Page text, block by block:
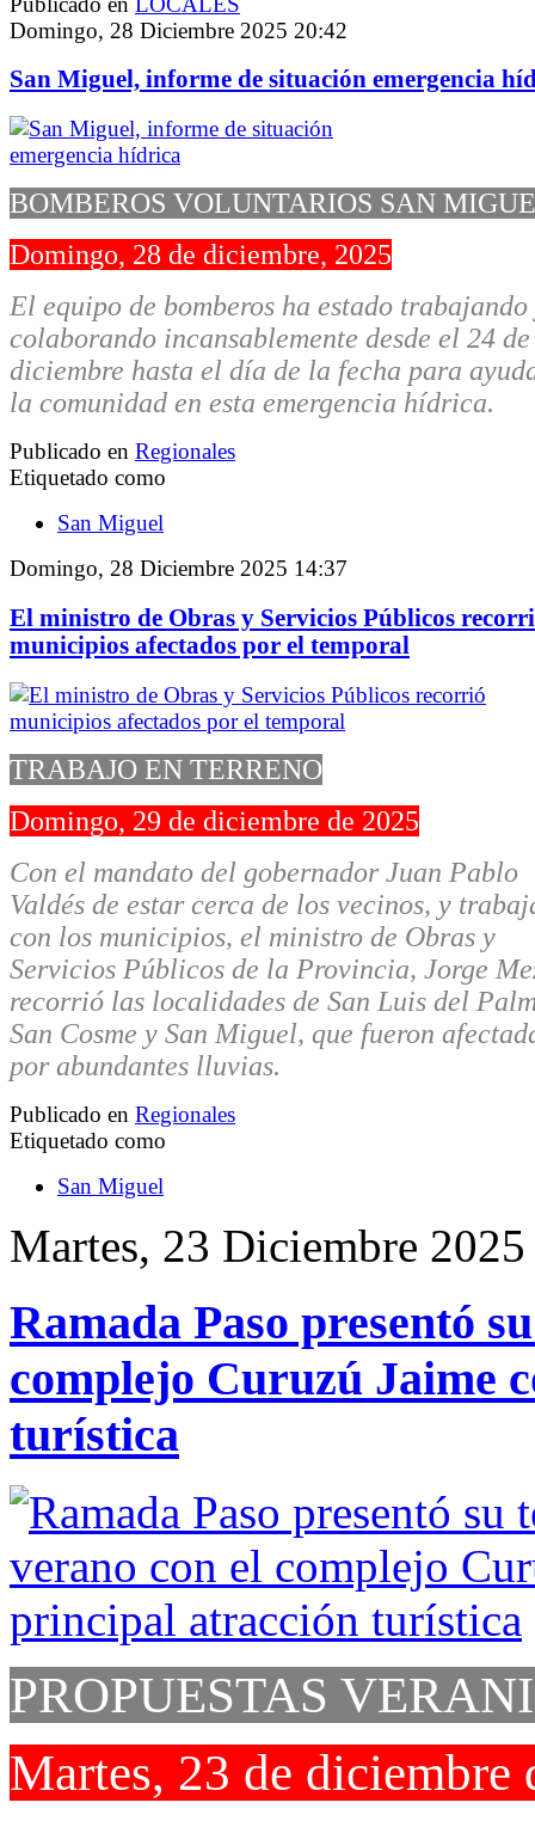
Domingo, 28 Diciembre 2025 20:42
San Miguel, informe de situación emergencia
BOMBEROS VOLUNTARIOS SAN
Domingo, 28 de diciembre, 2025
El equipo de bomberos ha estado trabajando
colaborando incansablemente desde el 24 de
diciembre hasta el día de la fecha para
la comunidad en esta emergencia hídrica.
Publicado en Regionales
Etiquetado como
San Miguel
Domingo, 28 Diciembre 2025 14:37
El ministro de Obras y Servicios Públicos
municipios afectados por el temporal
TRABAJO EN TERRENO
Domingo, 29 de diciembre de 2025
Con el mandato del gobernador Juan Pablo
Valdés de estar cerca de los vecinos, y
con los municipios, el ministro de Obras y
Servicios Públicos de la Provincia, Jorge
recorrió las localidades de San Luis del
San Cosme y San Miguel, que fueron
por abundantes lluvias.
Publicado en Regionales
Etiquetado como
San Miguel
Martes, 23 Diciembre
Ramada Paso presentó
complejo Curuzú Jaime
turística
PROPUESTAS
Martes, 23 de diciembre